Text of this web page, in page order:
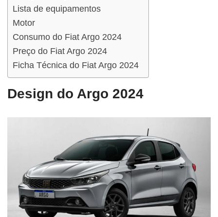
Lista de equipamentos
Motor
Consumo do Fiat Argo 2024
Preço do Fiat Argo 2024
Ficha Técnica do Fiat Argo 2024
Design do Argo 2024